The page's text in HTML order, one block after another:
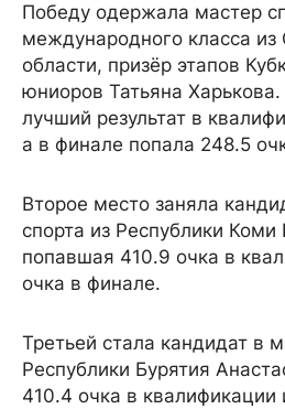
Победу одержала мастер
международного класса из
области, призёр этапов
юниоров Татьяна Харькова.
лучший результат в
а в финале попала 248.5
Второе место заняла
спорта из Республики
попавшая 410.9 очка в
очка в финале.
Третьей стала кандидат в
Республики Бурятия
410.4 очка в квалификации